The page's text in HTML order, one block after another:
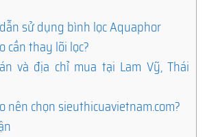
sử dụng bình lọc Aquaphor
cần thay lõi lọc?
và địa chỉ mua tại Lam Vỹ, Thái
nên chọn sieuthicuavietnam.com?